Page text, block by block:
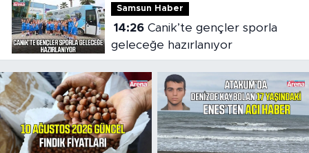
Samsun Haber
14:26Canik’te gençler sporla
geleceğe hazırlanıyor